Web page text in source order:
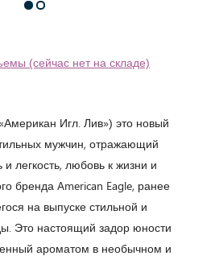
(сейчас нет на складе)
Игл. Лив») это новый
мужчин, отражающий
и легкость, любовь к жизни и
бренда American Eagle, ранее
на выпуске стильной и
Это настоящий задор юности
ароматом в необычном и